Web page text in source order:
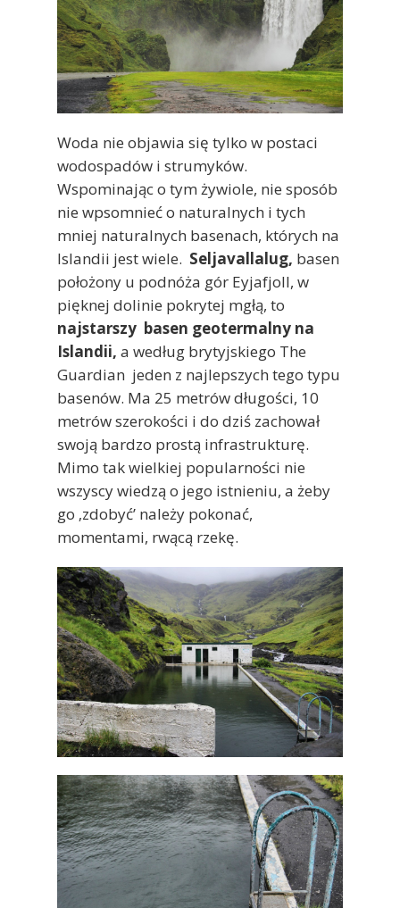
Woda nie objawia się tylko w postaci
wodospadów i strumyków.
Wspominając o tym żywiole, nie sposób
nie wpsomnieć o naturalnych i tych
mniej naturalnych basenach, których na
Islandii jest wiele. Seljavallalug, basen
położony u podnóża gór Eyjafjoll, w
pięknej dolinie pokrytej mgłą, to
najstarszy basen geotermalny na
Islandii, a według brytyjskiego The
Guardian jeden z najlepszych tego typu
basenów. Ma 25 metrów długości, 10
metrów szerokości i do dziś zachował
swoją bardzo prostą infrastrukturę.
Mimo tak wielkiej popularności nie
wszyscy wiedzą o jego istnieniu, a żeby
go ‚zdobyć’ należy pokonać,
momentami, rwącą rzekę.